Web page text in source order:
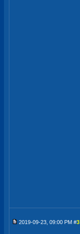
2019-09-23, 09:00 PM #3